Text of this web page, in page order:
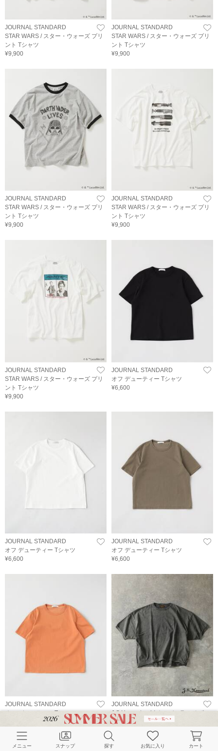
JOURNAL STANDARD
STAR WARS / スター・ウォーズ プリ
ント Tシャツ
¥9,900
JOURNAL STANDARD
STAR WARS / スター・ウォーズ プリ
ント Tシャツ
¥9,900
JOURNAL STANDARD
STAR WARS / スター・ウォーズ プリ
ント Tシャツ
¥9,900
JOURNAL STANDARD
STAR WARS / スター・ウォーズ プリ
ント Tシャツ
¥9,900
JOURNAL STANDARD
STAR WARS / スター・ウォーズ プリ
ント Tシャツ
¥9,900
JOURNAL STANDARD
オフ デューティー Tシャツ
¥6,600
JOURNAL STANDARD
オフ デューティー Tシャツ
¥6,600
JOURNAL STANDARD
オフ デューティー Tシャツ
¥6,600
JOURNAL STANDARD
オフ デューティー Tシャツ
JOURNAL STANDARD
J.S.Homestead / オーバーラージ ポン
チョ ショートスリーブ Tシャツ
メニュー スナップ 探す お気に入り カート